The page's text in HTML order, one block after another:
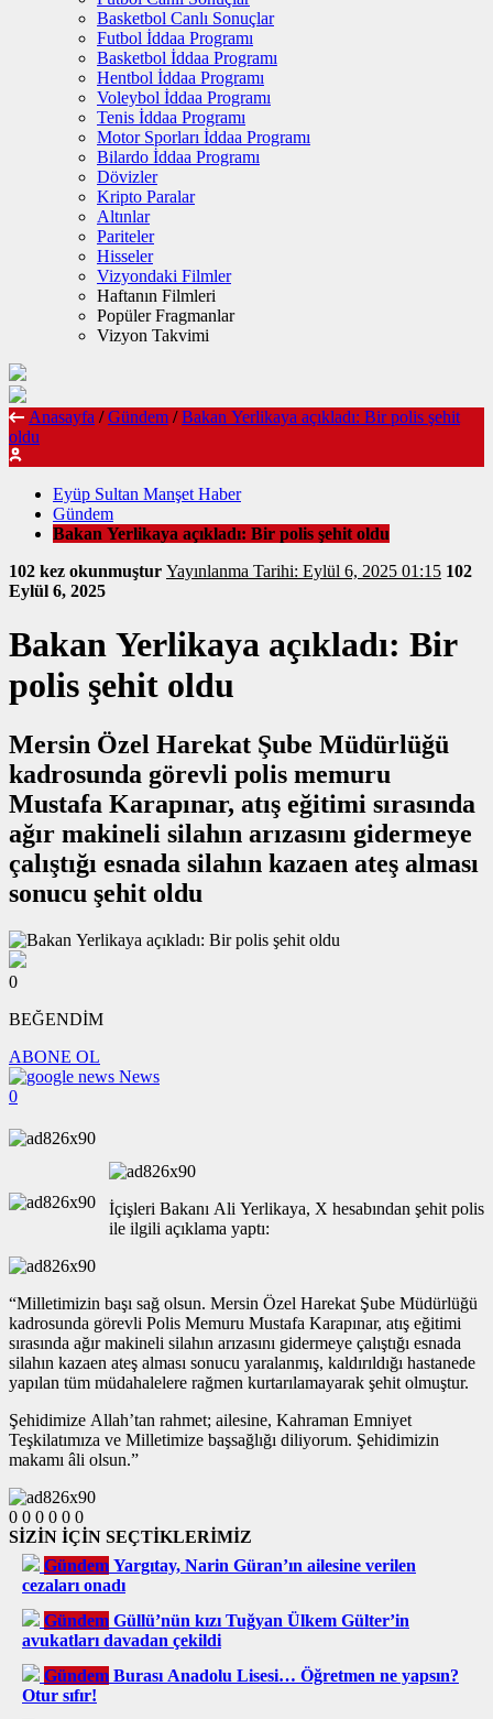
Basketbol Canlı Sonuçlar
Futbol İddaa Programı
Basketbol İddaa Programı
Hentbol İddaa Programı
Voleybol İddaa Programı
Tenis İddaa Programı
Motor Sporları İddaa Programı
Bilardo İddaa Programı
Dövizler
Kripto Paralar
Altınlar
Pariteler
Hisseler
Vizyondaki Filmler
Haftanın Filmleri
Popüler Fragmanlar
Vizyon Takvimi
Anasayfa / Gündem / Bakan Yerlikaya açıkladı: Bir polis şehit
oldu
Eyüp Sultan Manşet Haber
Gündem
Bakan Yerlikaya açıkladı: Bir polis şehit oldu
102 kez okunmuştur
Yayınlanma Tarihi: Eylül 6, 2025 01:15 102
Eylül 6, 2025
Bakan Yerlikaya açıkladı: Bir
polis şehit oldu
Mersin Özel Harekat Şube Müdürlüğü
kadrosunda görevli polis memuru
Mustafa Karapınar, atış eğitimi sırasında
ağır makineli silahın arızasını gidermeye
çalıştığı esnada silahın kazaen ateş alması
sonucu şehit oldu
0
BEĞENDİM
ABONE OL
News
0
İçişleri Bakanı Ali Yerlikaya, X hesabından şehit polis
ile ilgili açıklama yaptı:
“Milletimizin başı sağ olsun. Mersin Özel Harekat Şube Müdürlüğü
kadrosunda görevli Polis Memuru Mustafa Karapınar, atış eğitimi
sırasında ağır makineli silahın arızasını gidermeye çalıştığı esnada
silahın kazaen ateş alması sonucu yaralanmış, kaldırıldığı hastanede
yapılan tüm müdahalelere rağmen kurtarılamayarak şehit olmuştur.
Şehidimize Allah’tan rahmet; ailesine, Kahraman Emniyet
Teşkilatımıza ve Milletimize başsağlığı diliyorum. Şehidimizin
makamı âli olsun.”
0 0 0 0 0 0
SİZİN İÇİN SEÇTİKLERİMİZ
Gündem Yargıtay, Narin Güran’ın ailesine verilen
cezaları onadı
Gündem Güllü’nün kızı Tuğyan Ülkem Gülter’in
avukatları davadan çekildi
Gündem Burası Anadolu Lisesi… Öğretmen ne yapsın?
Otur sıfır!